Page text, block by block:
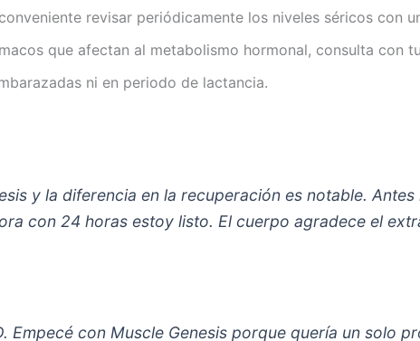
revisar periódicamente los niveles séricos con
que afectan al metabolismo hormonal, consulta con
ni en periodo de lactancia.
y la diferencia en la recuperación es notable.
con 24 horas estoy listo. El cuerpo agradece el
Empecé con Muscle Genesis porque quería un solo